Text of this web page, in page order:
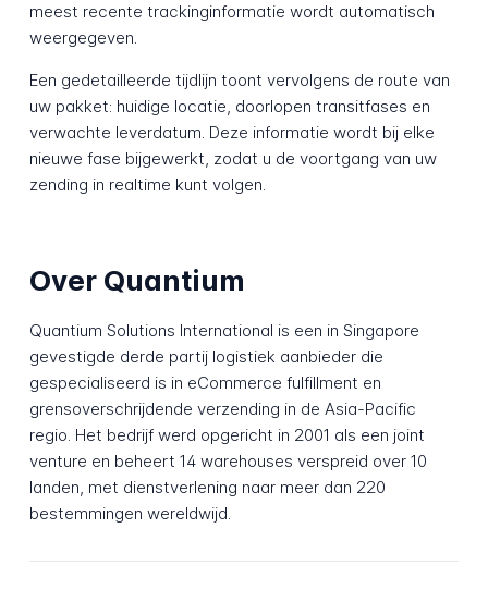
meest recente trackinginformatie wordt automatisch
weergegeven.
Een gedetailleerde tijdlijn toont vervolgens de route van
uw pakket: huidige locatie, doorlopen transitfases en
verwachte leverdatum. Deze informatie wordt bij elke
nieuwe fase bijgewerkt, zodat u de voortgang van uw
zending in realtime kunt volgen.
Over Quantium
Quantium Solutions International is een in Singapore
gevestigde derde partij logistiek aanbieder die
gespecialiseerd is in eCommerce fulfillment en
grensoverschrijdende verzending in de Asia-Pacific
regio. Het bedrijf werd opgericht in 2001 als een joint
venture en beheert 14 warehouses verspreid over 10
landen, met dienstverlening naar meer dan 220
bestemmingen wereldwijd.